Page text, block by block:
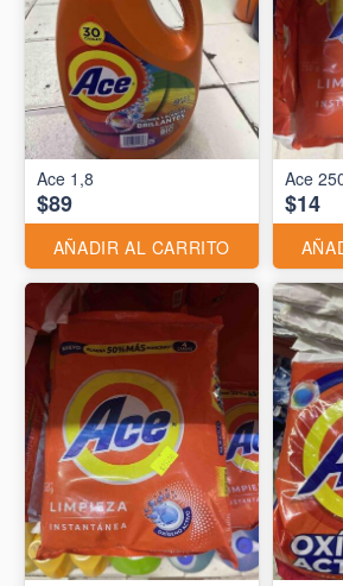
Ace 1,8
$89
AÑADIR AL CARRITO
Ace
$14